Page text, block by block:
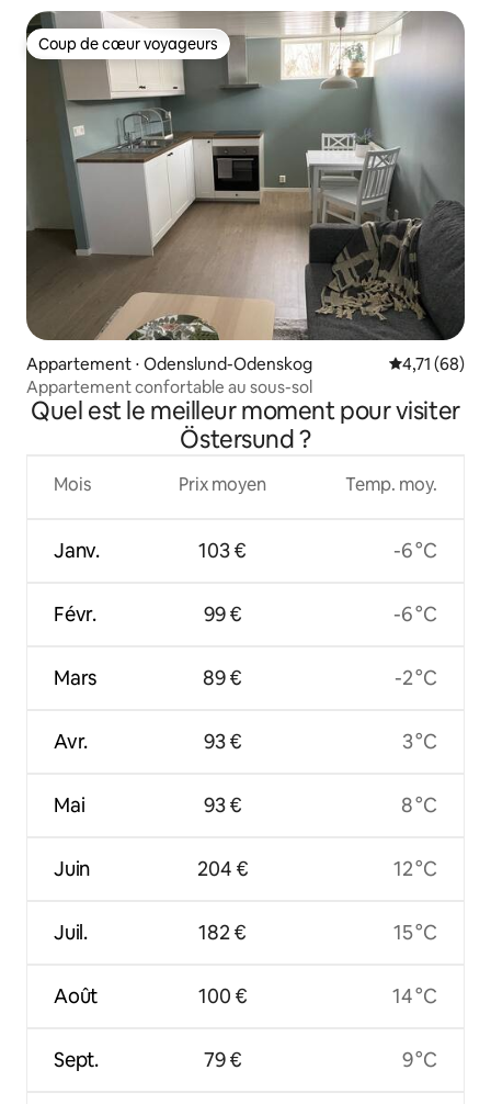
Coup de cœur voyageurs
Coup de cœur voyageurs
Appartement ⋅ Odenslund-Odenskog Évaluation
4,71 (68)
Appartement confortable au sous-sol
Quel est le meilleur moment pour visiter
Östersund ?
Mois
Janv.
Févr.
Mars
Avr.
Mai
Juin
Juil.
Août
Sept.
Prix moyen
103 €
99 €
89 €
93 €
93 €
204 €
182 €
100 €
79 €
Temp. moy.
-6 °C
-6 °C
-2 °C
3 °C
8 °C
12 °C
15 °C
14 °C
9 °C